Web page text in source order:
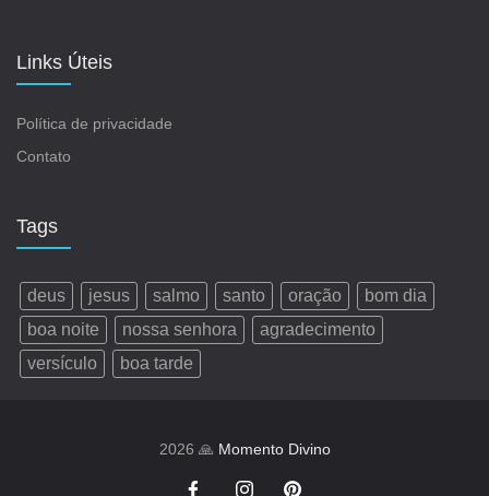
Links Úteis
Política de privacidade
Contato
Tags
deus jesus salmo santo oração
bom dia
boa noite
nossa senhora
agradecimento
versículo
boa tarde
2026 🙏 Momento Divino